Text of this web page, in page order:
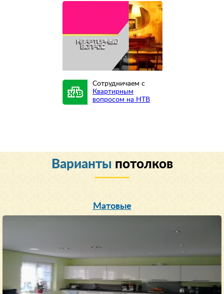
Сотрудничаем с
Квартирным
вопросом на НТВ
Варианты потолков
Матовые